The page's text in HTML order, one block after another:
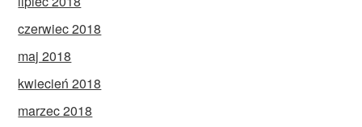
czerwiec 2018
maj 2018
kwiecień 2018
marzec 2018